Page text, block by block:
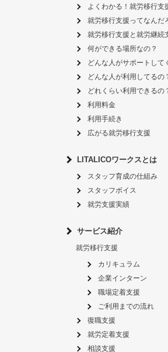
よくわかる！就労移行支
就労移行支援ってなんだ
就労移行支援と就労継続
何ができる場所なの？
どんな人がサポートして
どんな人が利用してるの
どれくらい利用できるの
利用料金
利用手続き
広がる就労移行支援
LITALICOワークスとは
スタッフ育成の仕組み
スタッフボイス
就労支援実績
サービス紹介
就労移行支援
カリキュラム
企業インターン
職場定着支援
ご利用までの流れ
復職支援
就労定着支援
相談支援